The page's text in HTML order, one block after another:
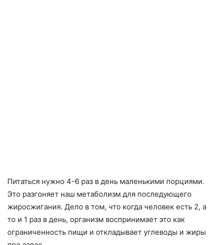
Питаться нужно 4-6 раз в день маленькими порциями.
Это разгоняет наш метаболизм для последующего
жиросжигания. Дело в том, что когда человек есть 2, а
то и 1 раз в день, организм воспринимает это как
ограниченность пищи и откладывает углеводы и жиры